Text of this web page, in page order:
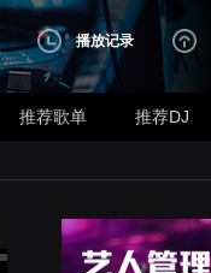
播放记录
推荐歌单 推荐DJ